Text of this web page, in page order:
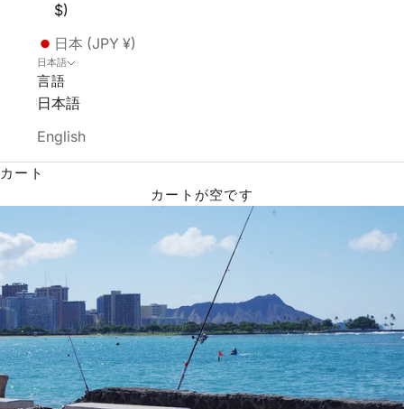
$)
日本 (JPY ¥)
日本語
言語
日本語
English
カート
カートが空です